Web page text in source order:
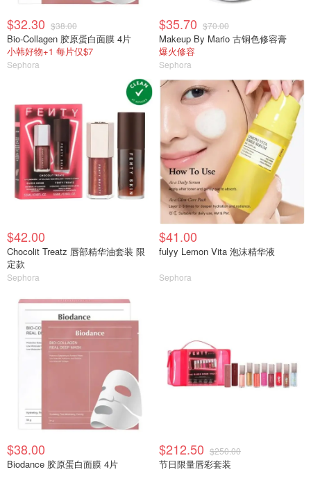
$32.30 $38.00
Bio-Collagen 胶原蛋白面膜 4片
小韩好物+1 每片仅$7
Sephora
$35.70 $70.00
Makeup By Mario 古铜色修容膏
爆火修容
Sephora
$42.00
Chocolit Treatz 唇部精华油套装 限
定款
Sephora
$41.00
fulyy Lemon Vita 泡沫精华液
Sephora
$38.00
Biodance 胶原蛋白面膜 4片
$212.50 $250.00
节日限量唇彩套装